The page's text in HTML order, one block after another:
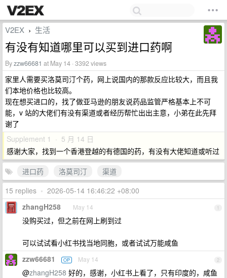
V2EX › 生活
有没有知道哪里可以买到进口药啊
Byzzw66681 at May 14 · 3392 views
家里人需要买洛莫司汀个药，网上说国内的那款反应比较大，而且我
们本地价格也比较高。
现在想买进口的，找了做亚马逊的朋友说药品监管严格基本上不可
能，v 站的大佬们有没有渠道或者经历帮忙出出主意，小弟在此先拜
谢了
Supplement 1 · 5 月 14 日
感谢大家，找到一个香港登越的有德国的药，有没有大佬知道或听过
进口药
洛莫司汀
渠道
15 replies • 2026-05-14 16:46:22 +08:00
1
zhangH258 May 14
没购买过，但之前在网上刷到过
可以试试看小红书找当地同胞，或者试试万能咸鱼
2
zzw66681 OP May 14
@zhangH258 好的，感谢，小红书上看了，只有印度的，咸鱼